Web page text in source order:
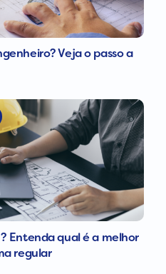
Veja o passo a
Entenda qual é a melhor
regular